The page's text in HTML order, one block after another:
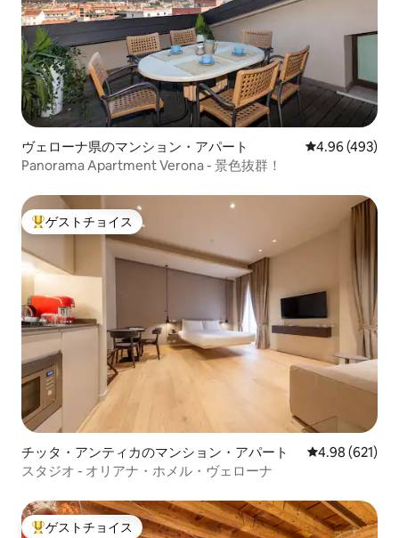
ヴェローナ県のマンション・アパート レビュー493
4.96 (493)
Panorama Apartment Verona - 景色抜群！
大好評のゲストチョイスです。
ゲストチョイス
チッタ・アンティカのマンション・アパート レビュー621
4.98 (621)
スタジオ - オリアナ・ホメル・ヴェローナ
大好評のゲストチョイスです。
ゲストチョイス